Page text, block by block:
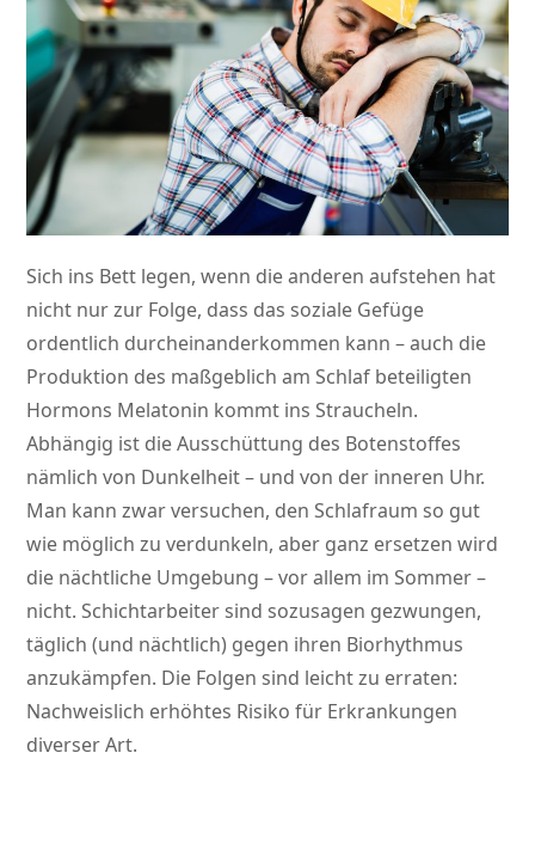
Sich ins Bett legen, wenn die anderen aufstehen hat
nicht nur zur Folge, dass das soziale Gefüge
ordentlich durcheinanderkommen kann – auch die
Produktion des maßgeblich am Schlaf beteiligten
Hormons Melatonin kommt ins Straucheln.
Abhängig ist die Ausschüttung des Botenstoffes
nämlich von Dunkelheit – und von der inneren Uhr.
Man kann zwar versuchen, den Schlafraum so gut
wie möglich zu verdunkeln, aber ganz ersetzen wird
die nächtliche Umgebung – vor allem im Sommer –
nicht. Schichtarbeiter sind sozusagen gezwungen,
täglich (und nächtlich) gegen ihren Biorhythmus
anzukämpfen. Die Folgen sind leicht zu erraten:
Nachweislich erhöhtes Risiko für Erkrankungen
diverser Art.